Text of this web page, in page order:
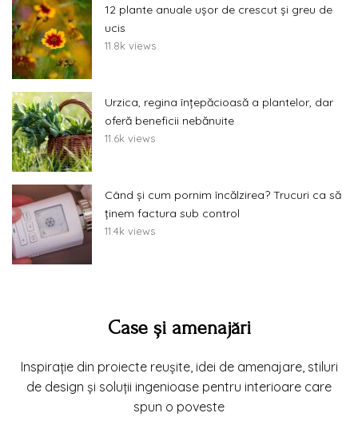
12 plante anuale ușor de crescut și greu de
ucis
11.8k views
Urzica, regina înțepăcioasă a plantelor, dar
oferă beneficii nebănuite
11.6k views
Când și cum pornim încălzirea? Trucuri ca să
ținem factura sub control
11.4k views
Case și amenajări
Inspirație din proiecte reușite, idei de amenajare, stiluri
de design și soluții ingenioase pentru interioare care
spun o poveste